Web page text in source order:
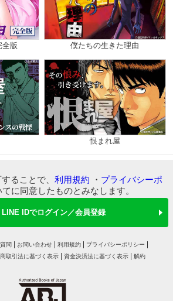
全版 僕たちの生きた理由
恨まれ屋
ることで、 利用規約 ・ プライバシーポ
に同意したものとみなします。
LINE IDでログイン／会員登録
問 お問い合わせ 利用規約
プライバシーポリシー
取引法に基づく表示 資金決済法に基づく表示 解約